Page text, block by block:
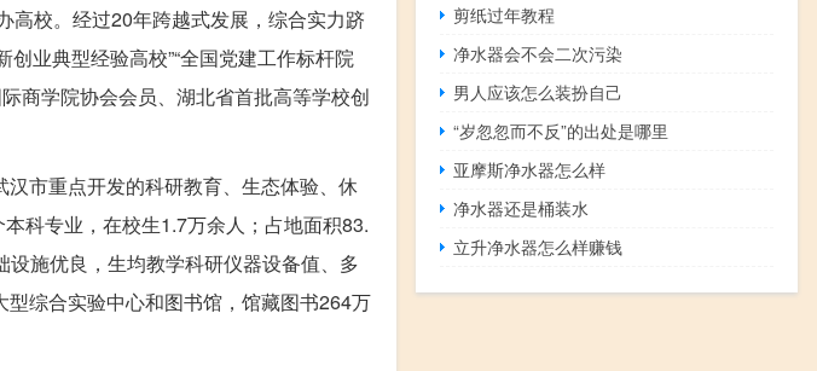
高校。经过20年跨越式发展，综合实力跻
业典型经验高校”“全国党建工作标杆院
商学院协会会员、湖北省首批高等学校创
市重点开发的科研教育、生态体验、休
科专业，在校生1.7万余人；占地面积83.
施优良，生均教学科研仪器设备值、多
综合实验中心和图书馆，馆藏图书264万
剪纸过年教程
净水器会不会二次污染
男人应该怎么装扮自己
“岁忽忽而不反”的出处是哪里
亚摩斯净水器怎么样
净水器还是桶装水
立升净水器怎么样赚钱